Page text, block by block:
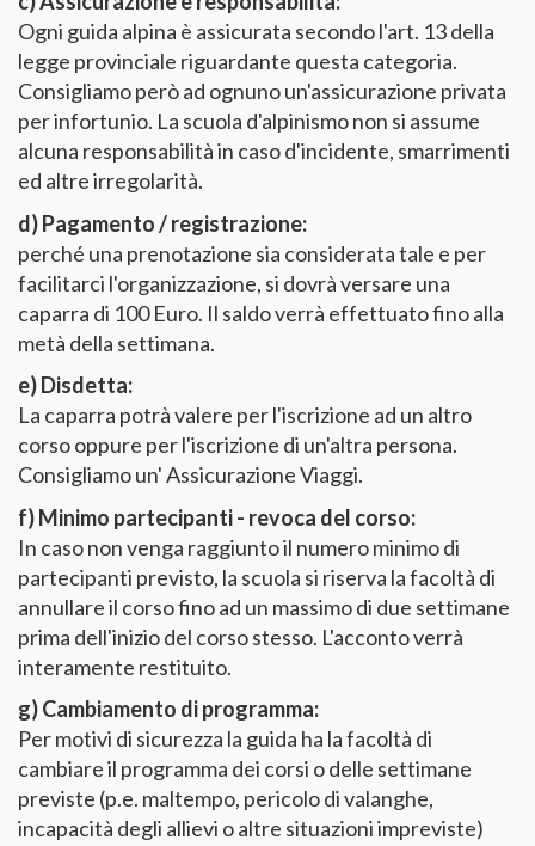
Ogni guida alpina è assicurata secondo l'art. 13 della
legge provinciale riguardante questa categoria.
Consigliamo però ad ognuno un'assicurazione privata
per infortunio. La scuola d'alpinismo non si assume
alcuna responsabilità in caso d'incidente, smarrimenti
ed altre irregolarità.
d) Pagamento / registrazione:
perché una prenotazione sia considerata tale e per
facilitarci l'organizzazione, si dovrà versare una
caparra di 100 Euro. Il saldo verrà effettuato fino alla
metà della settimana.
e) Disdetta:
La caparra potrà valere per l'iscrizione ad un altro
corso oppure per l'iscrizione di un'altra persona.
Consigliamo un' Assicurazione Viaggi.
f) Minimo partecipanti - revoca del corso:
In caso non venga raggiunto il numero minimo di
partecipanti previsto, la scuola si riserva la facoltà di
annullare il corso fino ad un massimo di due settimane
prima dell'inizio del corso stesso. L'acconto verrà
interamente restituito.
g) Cambiamento di programma:
Per motivi di sicurezza la guida ha la facoltà di
cambiare il programma dei corsi o delle settimane
previste (p.e. maltempo, pericolo di valanghe,
incapacità degli allievi o altre situazioni impreviste)